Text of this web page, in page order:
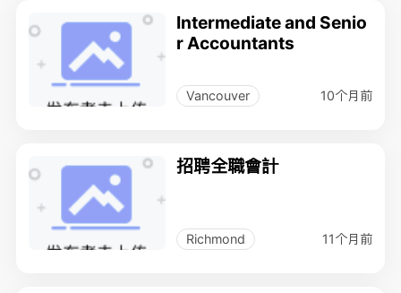
Intermediate and Senio
r Accountants
Vancouver 10个月前
招聘全職會計
Richmond 11个月前